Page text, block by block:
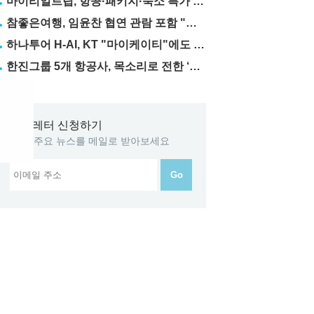
참좋은여행, 임윤찬 협연 관람 포함 "미동부·캐나다" 패키지 출시
하나투어 H-AI, KT "마이케이티"에도 탑재
한진그룹 5개 항공사, 목소리로 전한 ‘재능기부’
뉴스레터 신청하기
GTN 주요 뉴스를 메일로 받아보세요
Go